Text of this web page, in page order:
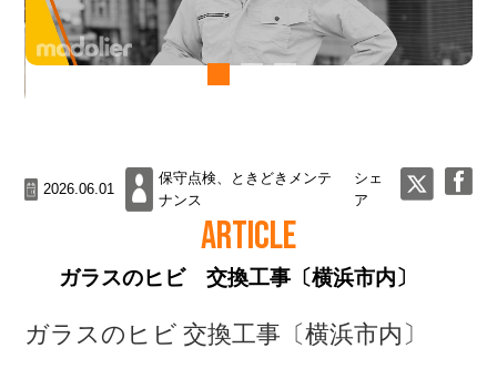
2026.06.01
保守点検、ときどきメンテ
ナンス
シェ
ア
ARTICLE
ガラスのヒビ 交換工事〔横浜市内〕